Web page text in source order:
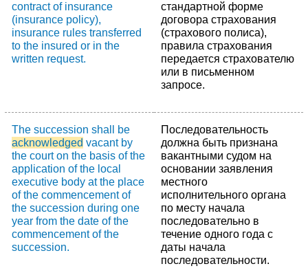
contract of insurance
(insurance policy),
insurance rules transferred
to the insured or in the
written request.
стандартной форме
договора страхования
(страхового полиса),
правила страхования
передается страхователю
или в письменном
запросе.
The succession shall be
acknowledged vacant by
the court on the basis of the
application of the local
executive body at the place
of the commencement of
the succession during one
year from the date of the
commencement of the
succession.
Последовательность
должна быть признана
вакантными судом на
основании заявления
местного
исполнительного органа
по месту начала
последовательно в
течение одного года с
даты начала
последовательности.